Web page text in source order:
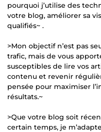
pourquoi j’utilise des
votre blog, améliorer sa
qualifiés~ .
>Mon objectif n’est pas
trafic, mais de vous
susceptibles de lire vos
contenu et revenir
pensée pour maximiser
résultats.~
>Que votre blog soit
certain temps, je